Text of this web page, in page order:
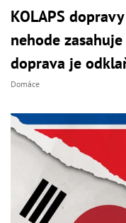
KOLAPS
nehode
doprava je
Domáce